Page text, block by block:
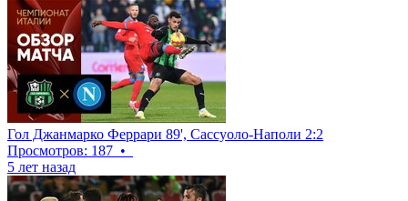
Гол Джанмарко Феррари 89', Сассуоло-Наполи 2:2
Просмотров: 187 •
5 лет назад